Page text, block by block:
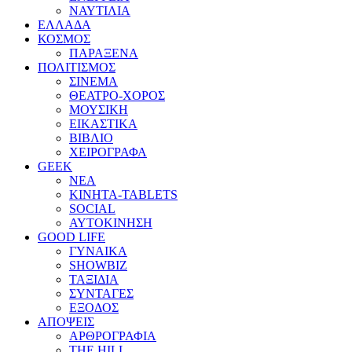
ΝΑΥΤΙΛΙΑ
ΕΛΛΑΔΑ
ΚΟΣΜΟΣ
ΠΑΡΑΞΕΝΑ
ΠΟΛΙΤΙΣΜΟΣ
ΣΙΝΕΜΑ
ΘΕΑΤΡΟ-ΧΟΡΟΣ
ΜΟΥΣΙΚΗ
ΕΙΚΑΣΤΙΚΑ
ΒΙΒΛΙΟ
ΧΕΙΡΟΓΡΑΦΑ
GEEK
ΝΕΑ
ΚΙΝΗΤΑ-TABLETS
SOCIAL
ΑΥΤΟΚΙΝΗΣΗ
GOOD LIFE
ΓΥΝΑΙΚΑ
SHOWBIZ
ΤΑΞΙΔΙΑ
ΣΥΝΤΑΓΕΣ
ΕΞΟΔΟΣ
ΑΠΟΨΕΙΣ
ΑΡΘΡΟΓΡΑΦΙΑ